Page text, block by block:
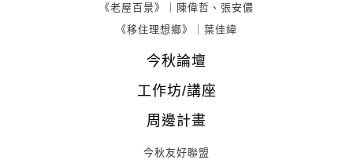
《老屋百景》｜陳偉哲、張安儂
《移住理想鄉》｜葉佳緯
今秋論壇
工作坊/講座
周邊計畫
今秋友好聯盟